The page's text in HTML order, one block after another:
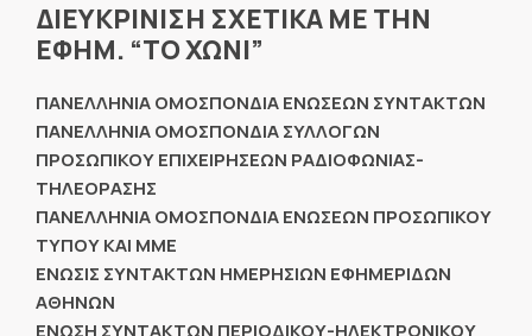
ΔΙΕΥΚΡΙΝΙΣΗ ΣΧΕΤΙΚΑ ΜΕ ΤΗΝ
ΕΦΗΜ. “ΤΟ ΧΩΝΙ”
ΠΑΝΕΛΛΗΝΙΑ ΟΜΟΣΠΟΝΔΙΑ ΕΝΩΣΕΩΝ ΣΥΝΤΑΚΤΩΝ
ΠΑΝΕΛΛΗΝΙΑ ΟΜΟΣΠΟΝΔΙΑ ΣΥΛΛΟΓΩΝ
ΠΡΟΣΩΠΙΚΟΥ ΕΠΙΧΕΙΡΗΣΕΩΝ ΡΑΔΙΟΦΩΝΙΑΣ-
ΤΗΛΕΟΡΑΣΗΣ
ΠΑΝΕΛΛΗΝΙΑ ΟΜΟΣΠΟΝΔΙΑ ΕΝΩΣΕΩΝ ΠΡΟΣΩΠΙΚΟΥ
ΤΥΠΟΥ ΚΑΙ ΜΜΕ
ΕΝΩΣΙΣ ΣΥΝΤΑΚΤΩΝ ΗΜΕΡΗΣΙΩΝ ΕΦΗΜΕΡΙΔΩΝ
ΑΘΗΝΩΝ
ΕΝΩΣΗ ΣΥΝΤΑΚΤΩΝ ΠΕΡΙΟΔΙΚΟΥ-ΗΛΕΚΤΡΟΝΙΚΟΥ